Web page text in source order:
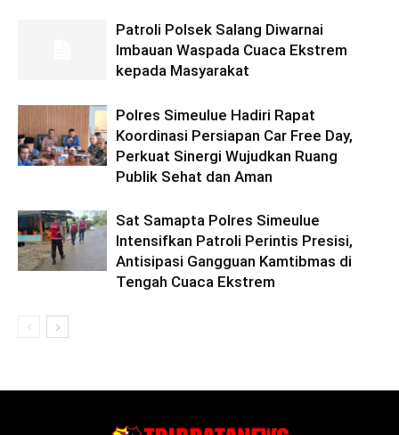
Patroli Polsek Salang Diwarnai
Imbauan Waspada Cuaca Ekstrem
kepada Masyarakat
Polres Simeulue Hadiri Rapat
Koordinasi Persiapan Car Free Day,
Perkuat Sinergi Wujudkan Ruang
Publik Sehat dan Aman
Sat Samapta Polres Simeulue
Intensifkan Patroli Perintis Presisi,
Antisipasi Gangguan Kamtibmas di
Tengah Cuaca Ekstrem